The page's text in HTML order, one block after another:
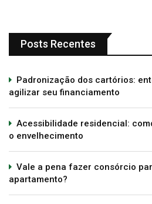
Posts Recentes
Padronização dos cartórios:
agilizar seu financiamento
Acessibilidade residencial:
o envelhecimento
Vale a pena fazer consórcio
apartamento?